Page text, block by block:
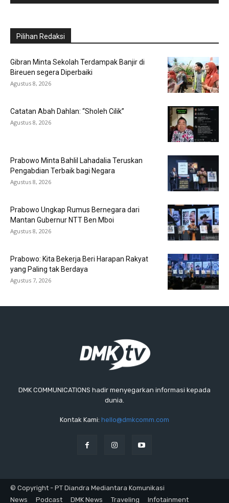
Pilihan Redaksi
Gibran Minta Sekolah Terdampak Banjir di
Bireuen segera Diperbaiki
Agustus 8, 2026
Catatan Abah Dahlan: “Sholeh Cilik”
Agustus 8, 2026
Prabowo Minta Bahlil Lahadalia Teruskan
Pengabdian Terbaik bagi Negara
Agustus 8, 2026
Prabowo Ungkap Rumus Bernegara dari
Mantan Gubernur NTT Ben Mboi
Agustus 8, 2026
Prabowo: Kita Bekerja Beri Harapan Rakyat
yang Paling tak Berdaya
Agustus 7, 2026
DMK COMMUNICATIONS hadir menyegarkan informasi kepada
dunia.
Kontak Kami: hello@dmkcomm.com
© Copyright - PT Diandra Mediantara Komunikasi
News
Podcast DMK News Traveling Infotainment